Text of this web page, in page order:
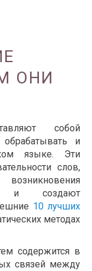
ОНИ
собой
и
языке. Эти
слов,
и создают
10 лучших
методах
содержится в
связей между